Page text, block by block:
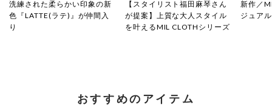
洗練された柔らかい印象の新
色『LATTE(ラテ)』が仲間入
り
【スタイリスト福田麻琴さん
が提案】上質な大人スタイル
を叶えるMIL CLOTHシリーズ
新作／
ジュア